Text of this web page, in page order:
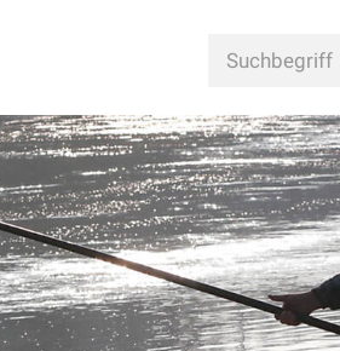
Suchbegriff